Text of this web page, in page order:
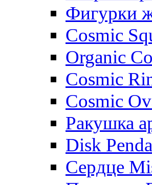
Фигурки
Cosmic
Organic
Cosmic
Cosmic
Ракушка
Disk
Сердце